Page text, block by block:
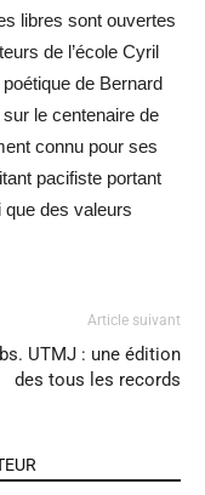
libres sont ouvertes
de l’école Cyril
de Bernard
le centenaire de
connu pour ses
pacifiste portant
que des valeurs
Article suivant
UTMJ : une édition
des tous les records